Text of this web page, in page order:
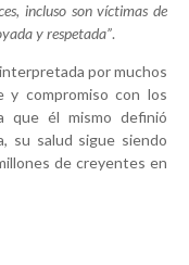
incluso son víctimas de
y respetada”.
por muchos
y compromiso con los
que él mismo definió
su salud sigue siendo
de creyentes en